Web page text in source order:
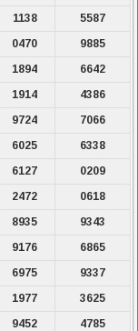
1138
5587
0470
9885
1894
6642
1914
4386
9724
7066
6025
6338
6127
0209
2472
0618
8935
9343
9176
6865
6975
9337
1977
3625
9452
4785